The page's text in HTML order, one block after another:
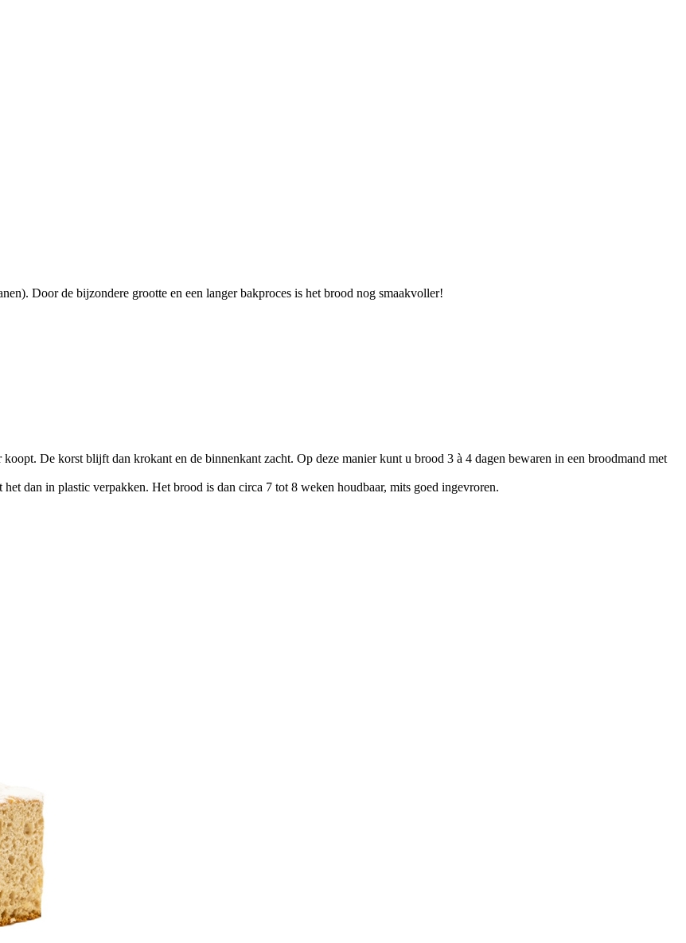
Door de bijzondere grootte en een langer bakproces is het brood nog smaakvoller!
De korst blijft dan krokant en de binnenkant zacht. Op deze manier kunt u brood 3 à 4 dagen bewaren in een broodmand met
dan in plastic verpakken. Het brood is dan circa 7 tot 8 weken houdbaar, mits goed ingevroren.